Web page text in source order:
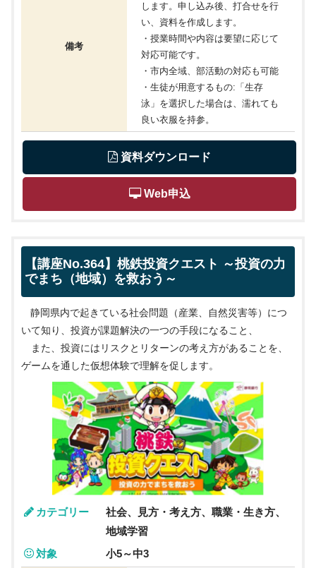
備考
します。申し込み後、打合せを行
い、資料を作成します。
・授業時間や内容は要望に応じて
対応可能です。
・市内全域、部活動の対応も可能
・生徒が用意するもの:「生存
泳」を選択した場合は、濡れても
良い衣服を持参。
資料ダウンロード
Web申込
【講座No.364】桃鉄投資クエスト ～投資の力
でまち（地域）を救おう～
静岡県内で起きている社会問題（産業、自然災害等）につ
いて知り、投資が課題解決の一つの手段になること、
また、投資にはリスクとリターンの考え方があることを、
ゲームを通した仮想体験で理解を促します。
カテゴリー
社会、見方・考え方、職業・生き方、
地域学習
対象
小5～中3